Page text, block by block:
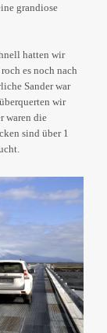
grandiose
hatten wir
es noch nach
Sander war
wir
waren die
sind über 1